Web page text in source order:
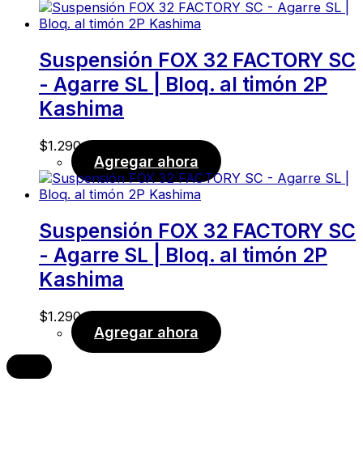
Suspensión FOX 32 FACTORY SC
- Agarre SL | Bloq. al timón 2P
Kashima
$1.290,00
Agregar ahora
Suspensión FOX 32 FACTORY SC
- Agarre SL | Bloq. al timón 2P
Kashima
$1.290,00
Agregar ahora